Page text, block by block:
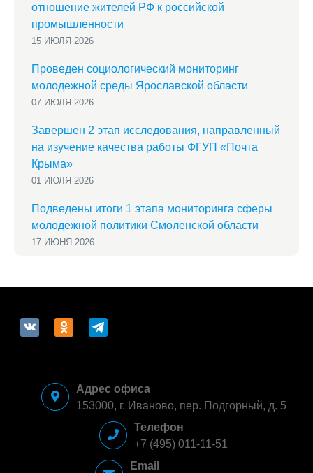
отношение жителей РФ к российской
промышленности
15 ИЮЛЯ 2026
Проведен социологический мониторинг
молодежной среды Ярославской области
07 ИЮЛЯ 2026
Завершен 2 этап исследования, направленный
на изучение качества работы ФГУП «Почта
Крыма»
01 ИЮЛЯ 2026
Подведены итоги 1 этапа мониторинга сферы
молодежной политики Смоленской области
17 ИЮНЯ 2026
vkontakteodnoklassniki
telegram
Адрес офиса
153000, г. Иваново, пер. Подгорный, д. 5
Телефон
+7 (495) 011-11-51
Email